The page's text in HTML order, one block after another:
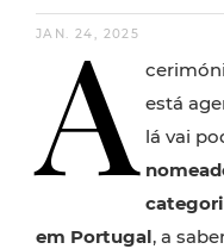
JAN. 24, 2025
A está
lá vai
em Portugal, a